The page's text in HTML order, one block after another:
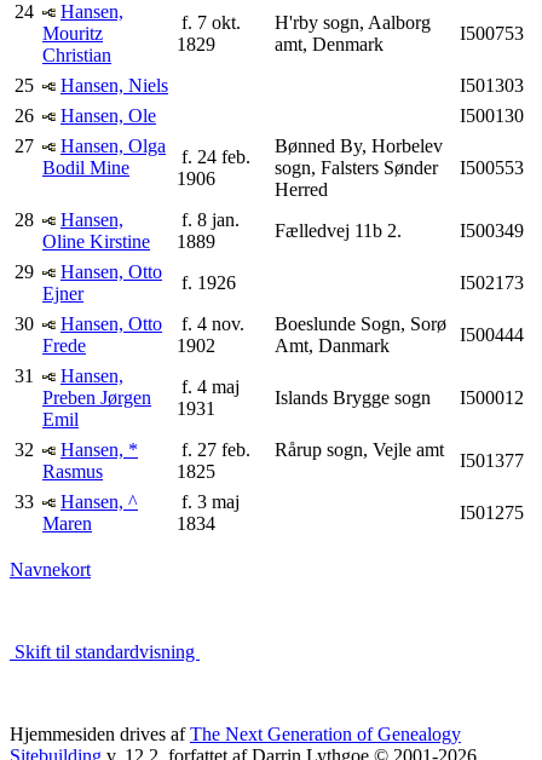
24
Hansen,
Mouritz
Christian
f. 7 okt.
1829
H'rby sogn, Aalborg
amt, Denmark
I500753
25 Hansen, Niels
I501303
26
Hansen, Ole
I500130
27
Hansen, Olga
Bodil Mine
f. 24 feb.
1906
Bønned By, Horbelev
sogn, Falsters Sønder
Herred
I500553
28
Hansen,
Oline Kirstine
f. 8 jan.
1889
Fælledvej 11b 2.
I500349
29
Hansen, Otto
Ejner
f. 1926
I502173
30
Hansen, Otto
Frede
f. 4 nov.
1902
Boeslunde Sogn, Sorø
Amt, Danmark
I500444
31
Hansen,
Preben Jørgen
Emil
f. 4 maj
1931
Islands Brygge sogn I500012
32
Hansen, *
Rasmus
f. 27 feb.
1825
Rårup sogn, Vejle amt
I501377
33
Hansen, ^
Maren
f. 3 maj
1834
I501275
Navnekort
Skift til standardvisning
Hjemmesiden drives afThe Next Generation of Genealogy